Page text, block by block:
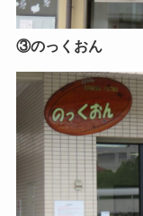
③のっくおん